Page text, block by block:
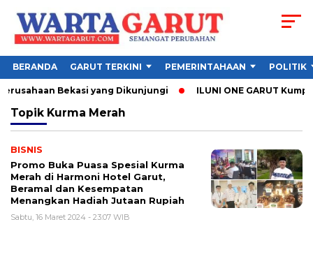
BERANDA GARUT TERKINI PEMERINTAHAAN POLITIK
Bekasi yang Dikunjungi ILUNI ONE GARUT
Topik Kurma Merah
BISNIS
Promo Buka Puasa Spesial Kurma
Merah di Harmoni Hotel Garut,
Beramal dan Kesempatan
Menangkan Hadiah Jutaan Rupiah
Sabtu, 16 Maret 2024 - 23:07 WIB